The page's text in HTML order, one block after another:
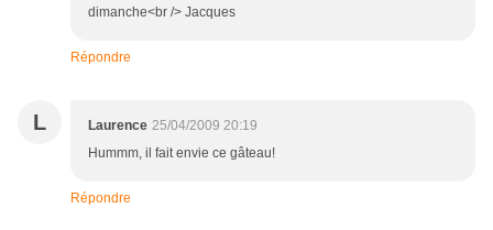
dimanche<br /> Jacques
Répondre
L Laurence 25/04/2009 20:19
Hummm, il fait envie ce gâteau!
Répondre